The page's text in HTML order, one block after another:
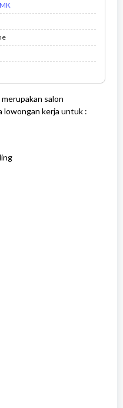
-
salon
lowongan kerja untuk :